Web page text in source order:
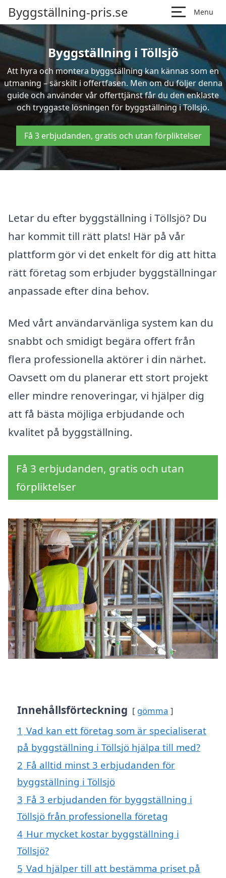
Byggställning-pris.se Menu
Byggställning i Töllsjö
Att hyra och montera byggställning kan kännas som en
utmaning – särskilt i offertfasen. Men om du följer denna
guide och använder vår offerttjänst får du den enklaste
och tryggaste lösningen för byggställning i Töllsjö.
Få 3 erbjudanden, gratis och utan förpliktelser
Letar du efter byggställning i Töllsjö? Du
har kommit till rätt plats! Här på vår
plattform gör vi det enkelt för dig att hitta
rätt företag som erbjuder byggställningar
anpassade efter dina behov.
Med vårt användarvänliga system kan du
snabbt och smidigt begära offert från
flera professionella aktörer i din närhet.
Oavsett om du planerar ett stort projekt
eller mindre renoveringar, vi hjälper dig
att få bästa möjliga erbjudande och
kvalitet på byggställning.
Få 3 erbjudanden, gratis och utan
förpliktelser
Innehållsförteckning gömma
1 Vad kan ett företag som är specialiserat
på byggställning i Töllsjö hjälpa till med?
2 Få alltid minst 3 erbjudanden för
byggställning i Töllsjö
3 Få 3 erbjudanden för byggställning i
Töllsjö från professionella företag
4 Hur mycket kostar byggställning i
Töllsjö?
5 Vad hjälper till att bestämma priset på